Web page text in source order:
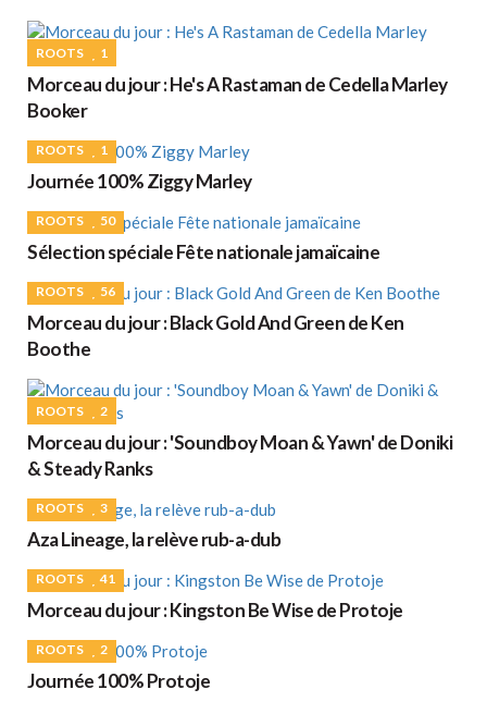
ROOTS 1
Morceau du jour : He's A Rastaman de Cedella Marley
Booker
ROOTS 1
Journée 100% Ziggy Marley
ROOTS 50
Sélection spéciale Fête nationale jamaïcaine
ROOTS 56
Morceau du jour : Black Gold And Green de Ken
Boothe
ROOTS 2
Morceau du jour : 'Soundboy Moan & Yawn' de Doniki
& Steady Ranks
ROOTS 3
Aza Lineage, la relève rub-a-dub
ROOTS 41
Morceau du jour : Kingston Be Wise de Protoje
ROOTS 2
Journée 100% Protoje